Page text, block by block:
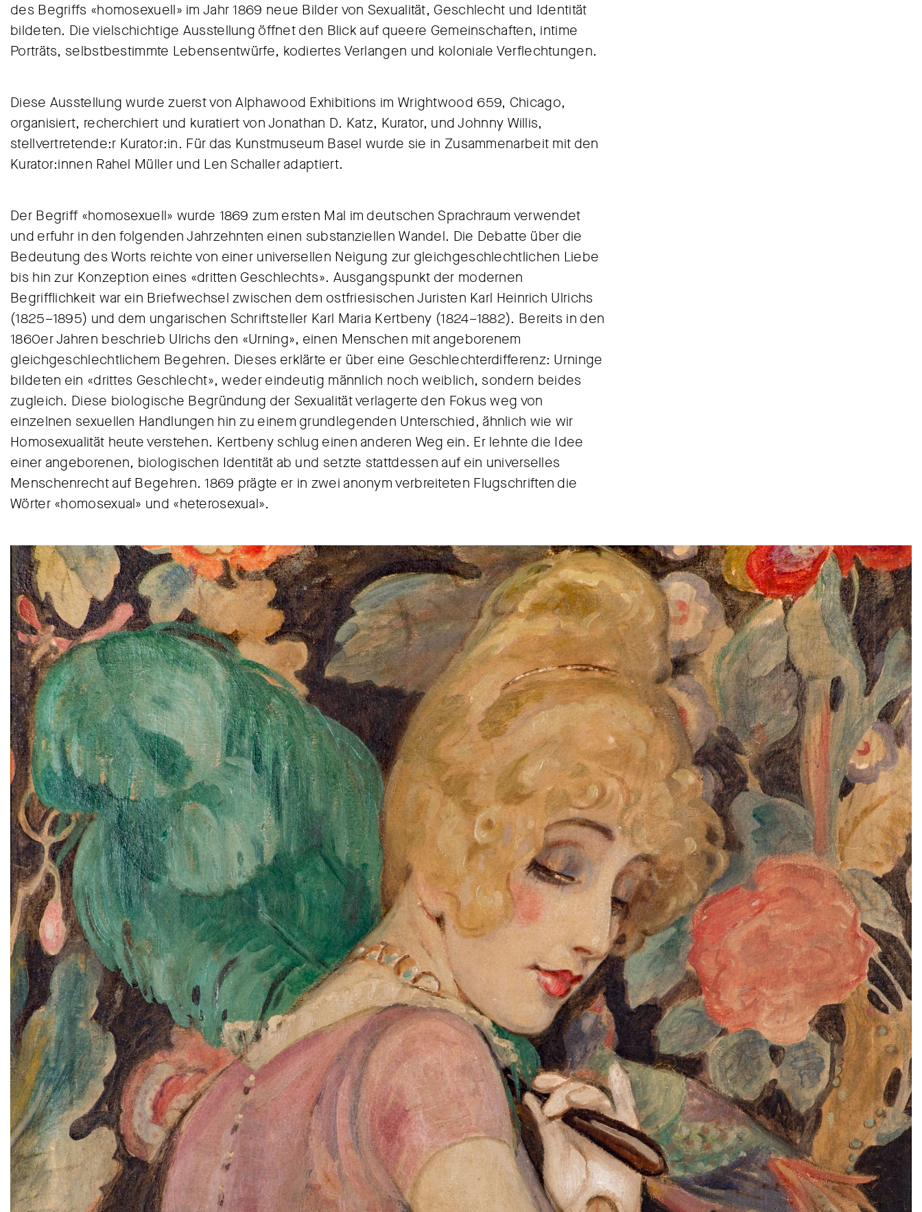
des Begriffs «homosexuell» im Jahr 1869 neue Bilder von Sexualität, Geschlecht und Identität
bildeten. Die vielschichtige Ausstellung öffnet den Blick auf queere Gemeinschaften, intime
Porträts, selbstbestimmte Lebensentwürfe, kodiertes Verlangen und koloniale Verflechtungen.
Diese Ausstellung wurde zuerst von Alphawood Exhibitions im Wrightwood 659, Chicago,
organisiert, recherchiert und kuratiert von Jonathan D. Katz, Kurator, und Johnny Willis,
stellvertretende:r Kurator:in. Für das Kunstmuseum Basel wurde sie in Zusammenarbeit mit den
Kurator:innen Rahel Müller und Len Schaller adaptiert.
Der Begriff «homosexuell» wurde 1869 zum ersten Mal im deutschen Sprachraum verwendet
und erfuhr in den folgenden Jahrzehnten einen substanziellen Wandel. Die Debatte über die
Bedeutung des Worts reichte von einer universellen Neigung zur gleichgeschlechtlichen Liebe
bis hin zur Konzeption eines «dritten Geschlechts». Ausgangspunkt der modernen
Begrifflichkeit war ein Briefwechsel zwischen dem ostfriesischen Juristen Karl Heinrich Ulrichs
(1825–1895) und dem ungarischen Schriftsteller Karl Maria Kertbeny (1824–1882). Bereits in den
1860er Jahren beschrieb Ulrichs den «Urning», einen Menschen mit angeborenem
gleichgeschlechtlichem Begehren. Dieses erklärte er über eine Geschlechterdifferenz: Urninge
bildeten ein «drittes Geschlecht», weder eindeutig männlich noch weiblich, sondern beides
zugleich. Diese biologische Begründung der Sexualität verlagerte den Fokus weg von
einzelnen sexuellen Handlungen hin zu einem grundlegenden Unterschied, ähnlich wie wir
Homosexualität heute verstehen. Kertbeny schlug einen anderen Weg ein. Er lehnte die Idee
einer angeborenen, biologischen Identität ab und setzte stattdessen auf ein universelles
Menschenrecht auf Begehren. 1869 prägte er in zwei anonym verbreiteten Flugschriften die
Wörter «homosexual» und «heterosexual».